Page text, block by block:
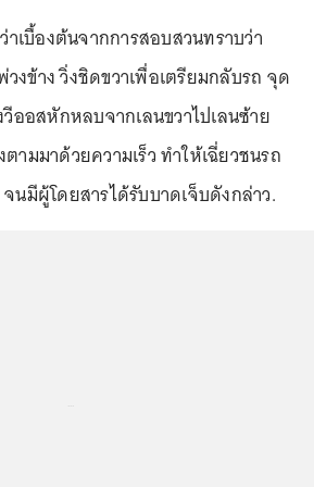
เบื้องต้นจากการสอบสวนทราบว่า
ข้าง วิ่งชิดขวาเพื่อเตรียมกลับรถ จุด
ออสหักหลบจากเลนขวาไปเลนซ้าย
ามมาด้วยความเร็ว ทำให้เฉี่ยวชนรถ
นมีผู้โดยสารได้รับบาดเจ็บดังกล่าว.